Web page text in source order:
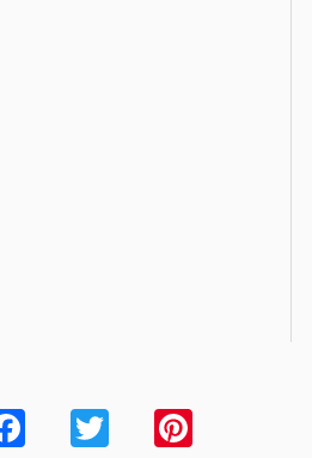
Facebook
Twitter